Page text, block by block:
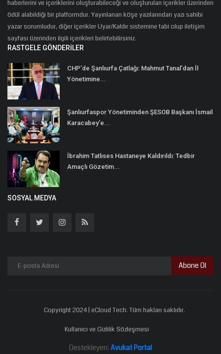
haberlerini ve içeriklerini oluşturabileceği ve oluşturulan içerikler üzerinden
ödül alabildiği bir platformdur. Yayınlanan köşe yazılarından yazı sahibi
yazar sorumludur, diğer içerikler Uyar/Kaldır sistemine tabi olup iletişim
sayfası üzerinden ilgili içerikleri belirtebilirsiniz.
RASTGELE GÖNDERILER
CHP’de Şanlıurfa Çatlağı: Mahmut Tanal’dan İl
Yönetimine...
Şanlıurfaspor Yönetiminden ŞESOB Başkanı İsmail
Karacabey’e...
İbrahim Tatlıses Hastaneye Kaldırıldı: Tedbir
Amaçlı Gözetim...
SOSYAL MEDYA
Abone Ol
Copyright 2024 | eCloud Tech. Tüm hakları saklıdır.
Kullanıcı ve Gizlilik Sözleşmesi
Destekleyen: Avukat Portal